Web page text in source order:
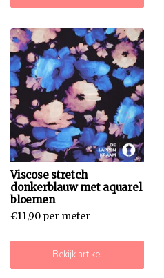
Viscose stretch
donkerblauw met aquarel
bloemen
€11,90 per meter
Bekijk artikel